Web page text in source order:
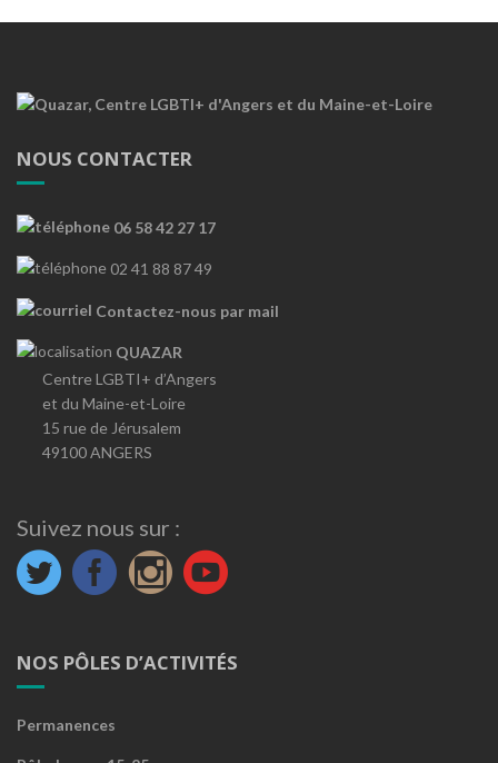
NOUS CONTACTER
06 58 42 27 17
02 41 88 87 49
Contactez-nous par mail
QUAZAR
Centre LGBTI+ d’Angers
et du Maine-et-Loire
15 rue de Jérusalem
49100 ANGERS
Suivez nous sur :
NOS PÔLES D’ACTIVITÉS
Permanences